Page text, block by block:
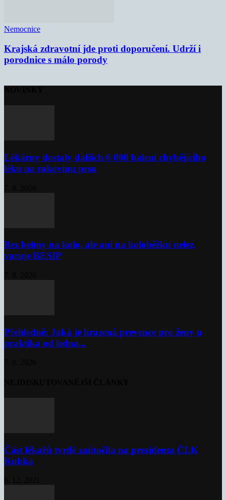
Nemocnice
Krajská zdravotní jde proti doporučení. Udrží i
porodnice s málo porody
Lékárny dostaly dalších 6 000 balení chybějícího
léku na rakovinu prsu
Bez helmy na kolo, ale ani na koloběžku nelez,
varuje BESIP
Přehledně: Jaká je hrazená prevence pro ženy u
praktika od ledna...
Část lékařů tvrdě zaútočila na prezidenta ČLK
Kubka